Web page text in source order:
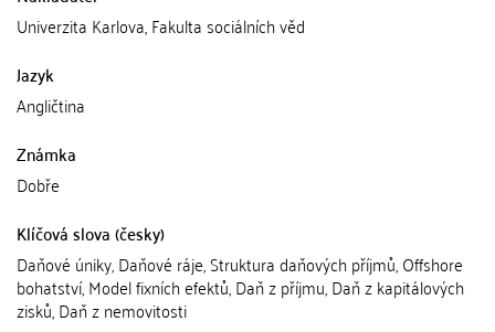
Univerzita Karlova, Fakulta sociálních věd
Jazyk
Angličtina
Známka
Dobře
Klíčová slova (česky)
Daňové úniky, Daňové ráje, Struktura daňových příjmů, Offshore
bohatství, Model fixních efektů, Daň z příjmu, Daň z kapitálových
zisků, Daň z nemovitosti